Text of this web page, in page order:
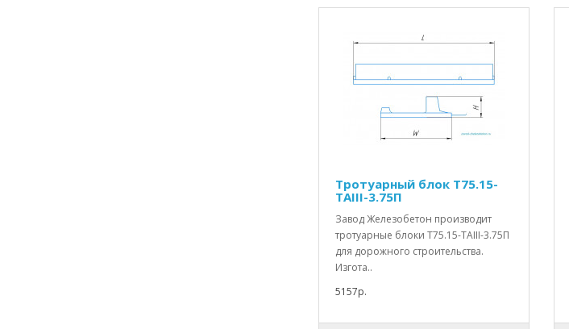
Тротуарный блок Т75.15-
TAIII-3.75П
Завод Железобетон производит
тротуарные блоки Т75.15-TAIII-3.75П
для дорожного строительства.
Изгота..
5157р.